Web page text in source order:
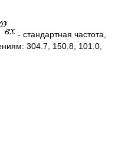
- стандартная частота,
304.7, 150.8, 101.0,